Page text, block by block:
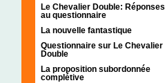
Le Chevalier Double: Réponses
au questionnaire
La nouvelle fantastique
Questionnaire sur Le Chevalier
Double
La proposition subordonnée
complétive